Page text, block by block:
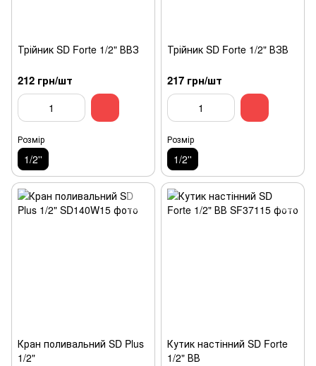
Трійник SD Forte 1/2" ВВЗ
212 грн/шт
Розмір
1/2''
Трійник SD Forte 1/2" ВЗВ
217 грн/шт
Розмір
1/2''
Кран поливальний SD Plus
1/2"
Кутик настінний SD Forte
1/2" ВВ